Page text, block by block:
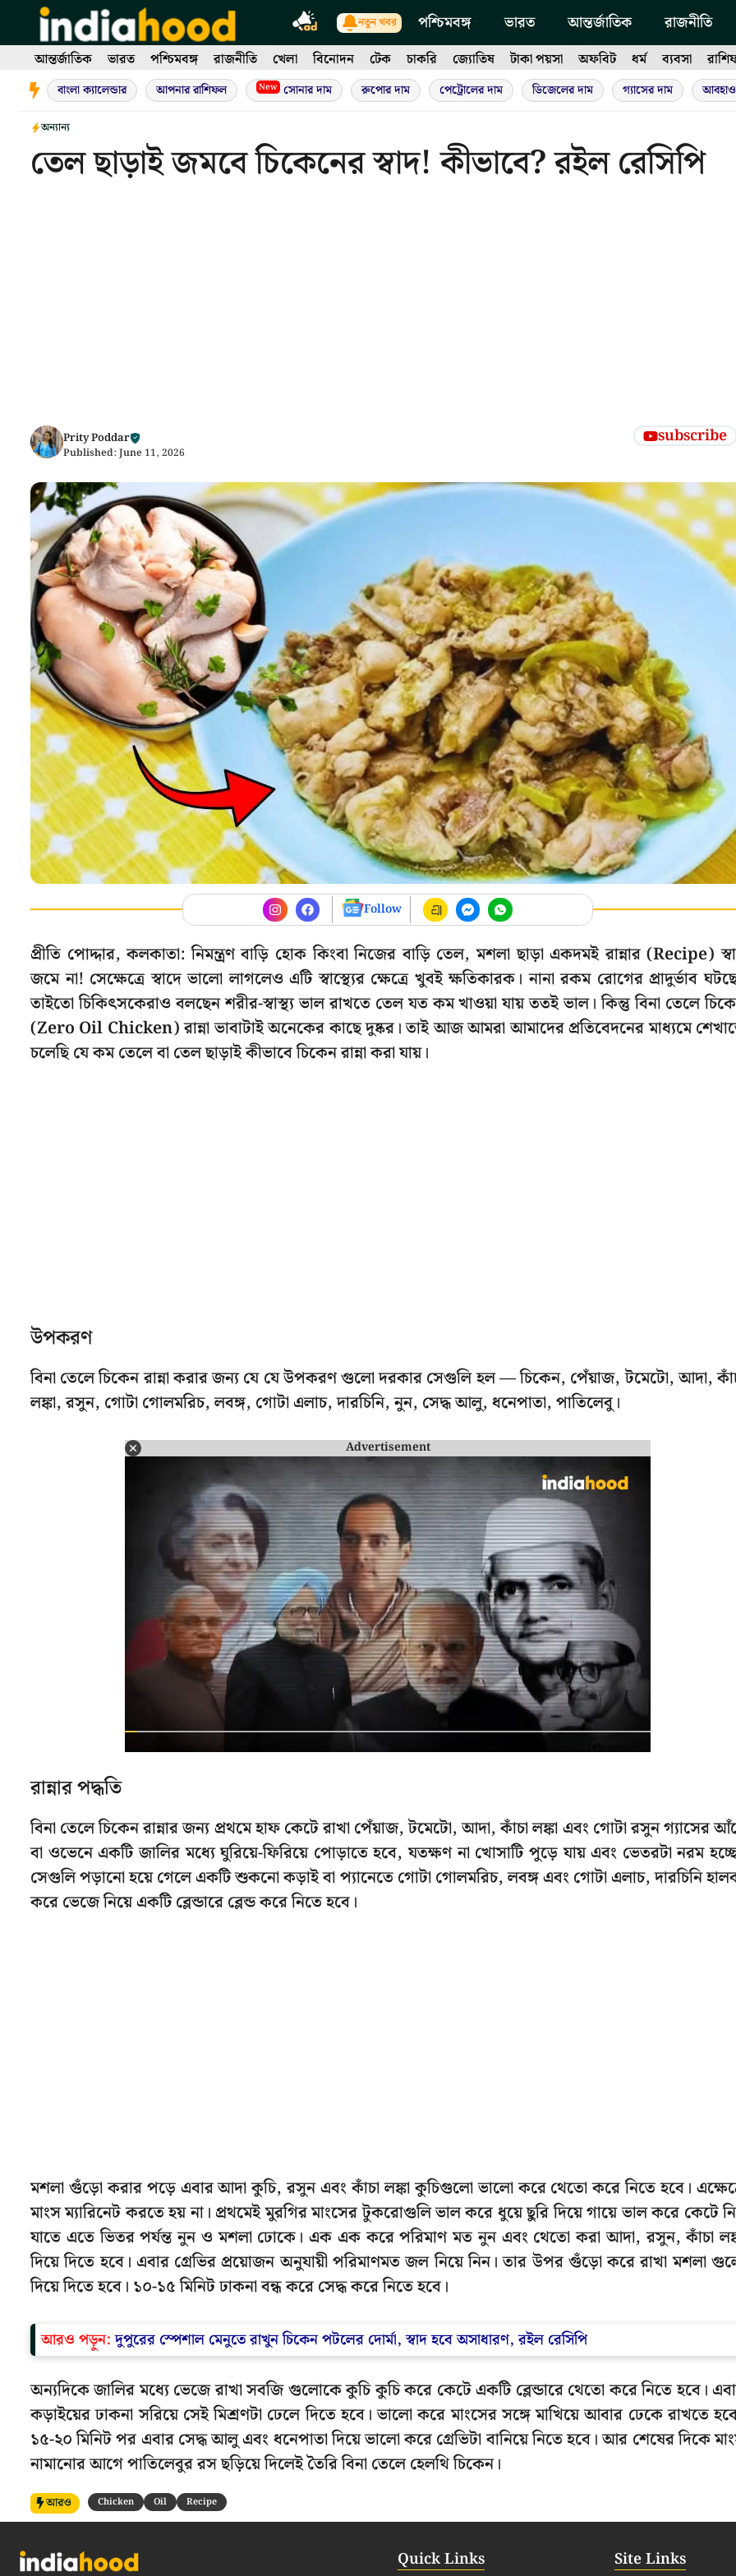
content
নতুন খবর পশ্চিমবঙ্গ ভারত আন্তর্জাতিক রাজনীতি
আন্তর্জাতিক ভারত পশ্চিমবঙ্গ রাজনীতি খেলা বিনোদন টেক চাকরি জ্যোতিষ টাকা পয়সা অফবিট ধর্ম ব্যবসা
বাংলা ক্যালেন্ডার আপনার রাশিফল New সোনার দাম রুপোর দাম পেট্রোলের দাম ডিজেলের দাম গ্যাসের দাম
অন্যান্য
তেল ছাড়াই জমবে চিকেনের স্বাদ! কীভাবে? রইল রেসিপি
Prity Poddar
Published: June 11, 2026
subscribe
Follow
প্রীতি পোদ্দার, কলকাতা: নিমন্ত্রণ বাড়ি হোক কিংবা নিজের বাড়ি তেল, মশলা ছাড়া একদমই রান্নার (Recipe)
জমে না! সেক্ষেত্রে স্বাদে ভালো লাগলেও এটি স্বাস্থ্যের ক্ষেত্রে খুবই ক্ষতিকারক। নানা রকম রোগের প্রাদুর্ভাব
তাইতো চিকিৎসকেরাও বলছেন শরীর-স্বাস্থ্য ভাল রাখতে তেল যত কম খাওয়া যায় ততই ভাল। কিন্তু বিনা তেলে
(Zero Oil Chicken) রান্না ভাবাটাই অনেকের কাছে দুষ্কর। তাই আজ আমরা আমাদের প্রতিবেদনের মাধ্যমে
চলেছি যে কম তেলে বা তেল ছাড়াই কীভাবে চিকেন রান্না করা যায়।
উপকরণ
বিনা তেলে চিকেন রান্না করার জন্য যে যে উপকরণ গুলো দরকার সেগুলি হল — চিকেন, পেঁয়াজ, টমেটো, আদা,
লঙ্কা, রসুন, গোটা গোলমরিচ, লবঙ্গ, গোটা এলাচ, দারচিনি, নুন, সেদ্ধ আলু, ধনেপাতা, পাতিলেবু।
Advertisement
রান্নার পদ্ধতি
বিনা তেলে চিকেন রান্নার জন্য প্রথমে হাফ কেটে রাখা পেঁয়াজ, টমেটো, আদা, কাঁচা লঙ্কা এবং গোটা রসুন গ্যাসের
বা ওভেনে একটি জালির মধ্যে ঘুরিয়ে-ফিরিয়ে পোড়াতে হবে, যতক্ষণ না খোসাটি পুড়ে যায় এবং ভেতরটা নরম
সেগুলি পড়ানো হয়ে গেলে একটি শুকনো কড়াই বা প্যানেতে গোটা গোলমরিচ, লবঙ্গ এবং গোটা এলাচ, দারচিনি
করে ভেজে নিয়ে একটি ব্লেন্ডারে ব্লেন্ড করে নিতে হবে।
মশলা গুঁড়ো করার পড়ে এবার আদা কুচি, রসুন এবং কাঁচা লঙ্কা কুচিগুলো ভালো করে থেতো করে নিতে হবে।
মাংস ম্যারিনেট করতে হয় না। প্রথমেই মুরগির মাংসের টুকরোগুলি ভাল করে ধুয়ে ছুরি দিয়ে গায়ে ভাল করে কেটে
যাতে এতে ভিতর পর্যন্ত নুন ও মশলা ঢোকে। এক এক করে পরিমাণ মত নুন এবং থেতো করা আদা, রসুন, কাঁচা
দিয়ে দিতে হবে। এবার গ্রেভির প্রয়োজন অনুযায়ী পরিমাণমত জল নিয়ে নিন। তার উপর গুঁড়ো করে রাখা মশলা
দিয়ে দিতে হবে। ১০-১৫ মিনিট ঢাকনা বন্ধ করে সেদ্ধ করে নিতে হবে।
আরও পড়ুন:দুপুরের স্পেশাল মেনুতে রাখুন চিকেন পটলের দোর্মা, স্বাদ হবে অসাধারণ, রইল রেসিপি
অন্যদিকে জালির মধ্যে ভেজে রাখা সবজি গুলোকে কুচি কুচি করে কেটে একটি ব্লেন্ডারে থেতো করে নিতে হবে।
কড়াইয়ের ঢাকনা সরিয়ে সেই মিশ্রণটা ঢেলে দিতে হবে। ভালো করে মাংসের সঙ্গে মাখিয়ে আবার ঢেকে রাখতে
১৫-২০ মিনিট পর এবার সেদ্ধ আলু এবং ধনেপাতা দিয়ে ভালো করে গ্রেভিটা বানিয়ে নিতে হবে। আর শেষের দিকে
নামানোর আগে পাতিলেবুর রস ছড়িয়ে দিলেই তৈরি বিনা তেলে হেলথি চিকেন।
আরও Chicken Oil Recipe
Quick Links Site Links